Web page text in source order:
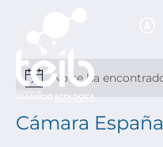
AvisoNo se ha
Cámara España